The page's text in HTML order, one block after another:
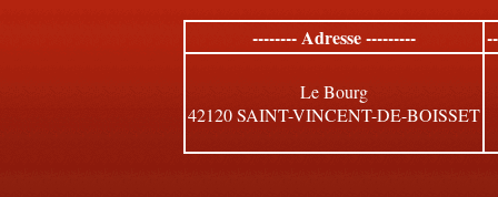
-------- Adresse ---------
Le Bourg
42120 SAINT-VINCENT-DE-BOISSET